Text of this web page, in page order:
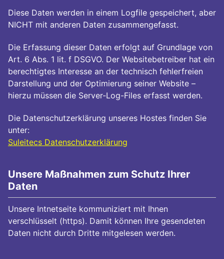
Diese Daten werden in einem Logfile gespeichert, aber
NICHT mit anderen Daten zusammengefasst.
Die Erfassung dieser Daten erfolgt auf Grundlage von
Art. 6 Abs. 1 lit. f DSGVO. Der Websitebetreiber hat ein
berechtigtes Interesse an der technisch fehlerfreien
Darstellung und der Optimierung seiner Website –
hierzu müssen die Server-Log-Files erfasst werden.
Die Datenschutzerklärung unseres Hostes finden Sie
unter:
Suleitecs Datenschutzerklärung
Unsere Maßnahmen zum Schutz Ihrer
Daten
Unsere Intnetseite kommuniziert mit Ihnen
verschlüsselt (https). Damit können Ihre gesendeten
Daten nicht durch Dritte mitgelesen werden.